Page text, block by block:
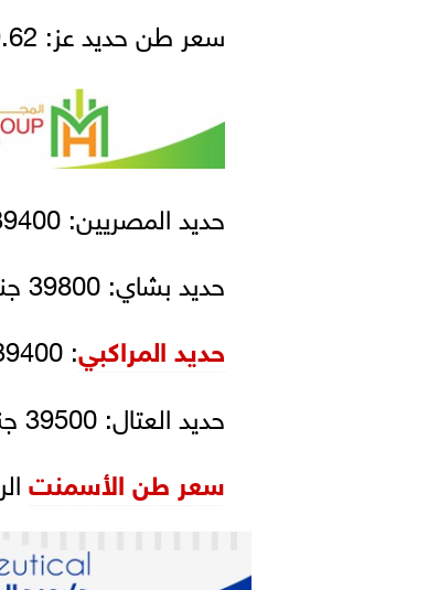
سعر طن حديد عز: 40209.62 جنيه، بتراجع 33.24 جنيه.
حديد المصريين: 39400 جنيه.
حديد بشاي: 39800 جنيه.
حديد المراكبي: 39400 جنيه.
حديد العتال: 39500 جنيه.
سعر طن الأسمنت